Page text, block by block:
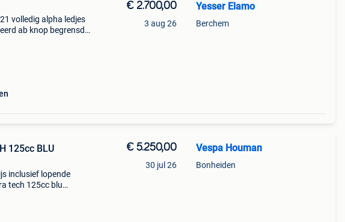
volledig alpha ledjes
ab knop begrensd
€ 2.700,00
3 aug 26
Yesser Elamo
Berchem
125cc BLU
inclusief lopende
tech 125cc blu
€ 5.250,00
30 jul 26
Vespa Houman
Bonheiden